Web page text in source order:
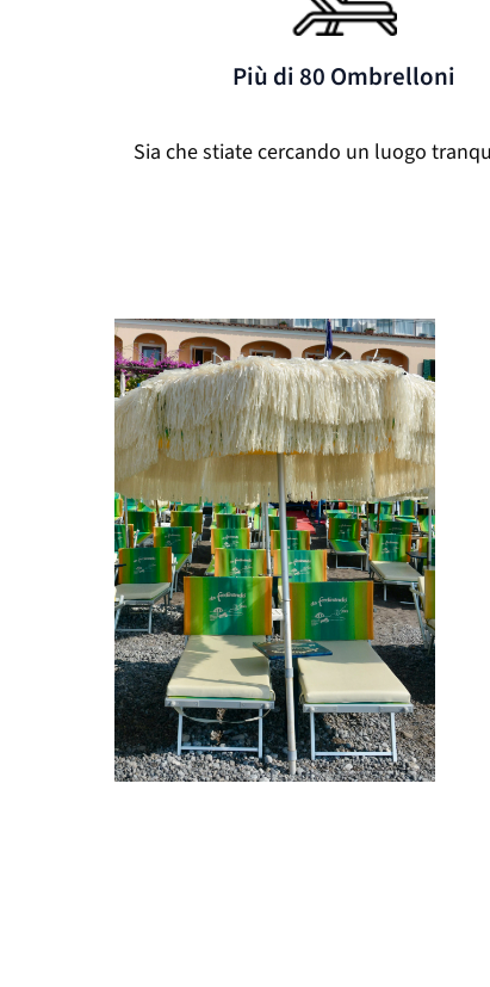
Più di 80 Ombrelloni
Sia che stiate cercando un luogo